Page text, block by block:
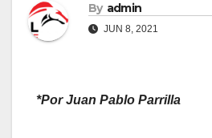
By admin
JUN 8, 2021
*Por Juan Pablo Parrilla